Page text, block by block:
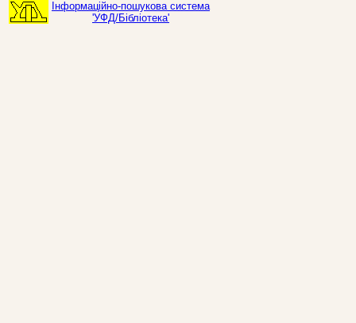
Інформаційно-пошукова система
'УФД/Бібліотека'